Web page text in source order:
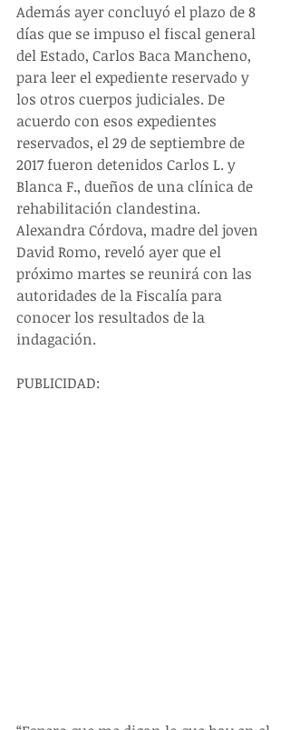
Además ayer concluyó el plazo de 8
días que se impuso el fiscal general
del Estado, Carlos Baca Mancheno,
para leer el expediente reservado y
los otros cuerpos judiciales. De
acuerdo con esos expedientes
reservados, el 29 de septiembre de
2017 fueron detenidos Carlos L. y
Blanca F., dueños de una clínica de
rehabilitación clandestina.
Alexandra Córdova, madre del joven
David Romo, reveló ayer que el
próximo martes se reunirá con las
autoridades de la Fiscalía para
conocer los resultados de la
indagación.
PUBLICIDAD: